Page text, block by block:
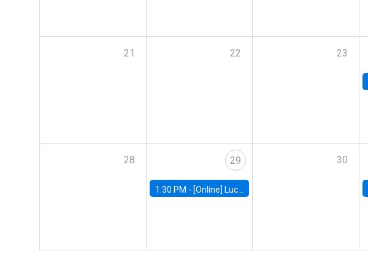
21 22 23
28 29
1:30 PM - [Online] Luciana Juvenal, International Monetary Fund (IMF)
30